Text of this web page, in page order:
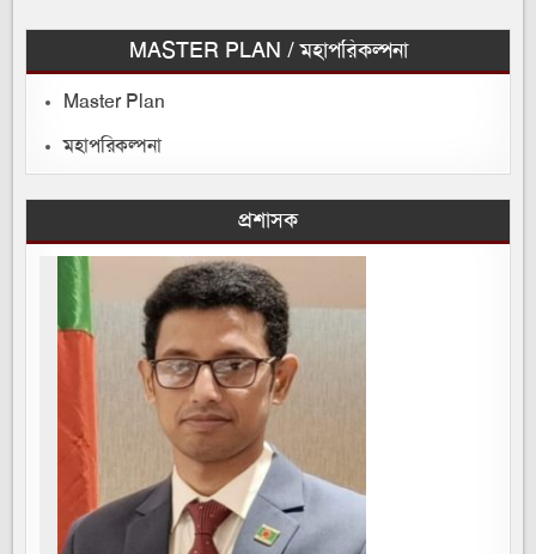
MASTER PLAN / মহাপরিকল্পনা
Master Plan
মহাপরিকল্পনা
প্রশাসক